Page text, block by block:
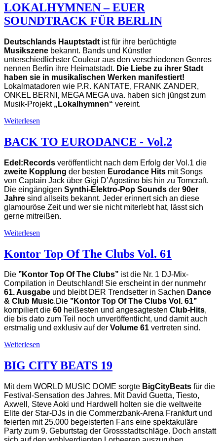
LOKALHYMNEN – EUER
SOUNDTRACK FÜR BERLIN
Deutschlands Hauptstadt ist für ihre berüchtigte
Musikszene bekannt. Bands und Künstler
unterschiedlichster Couleur aus den verschiedenen Genres
nennen Berlin ihre Heimatstadt. Die Liebe zu ihrer Stadt
haben sie in musikalischen Werken manifestiert!
Lokalmatadoren wie P.R. KANTATE, FRANK ZANDER,
ONKEL BERNI, MEGA MEGA uva. haben sich jüngst zum
Musik-Projekt „Lokalhymnen“ vereint.
Weiterlesen
BACK TO EURODANCE - Vol.2
Edel:Records veröffentlicht nach dem Erfolg der Vol.1 die
zweite Kopplung der besten Eurodance Hits mit Songs
von Captain Jack über Gigi D’Agostino bis hin zu Tomcraft.
Die eingängigen Synthi-Elektro-Pop Sounds der 90er
Jahre sind allseits bekannt. Jeder erinnert sich an diese
glamouröse Zeit und wer sie nicht miterlebt hat, lässt sich
gerne mitreißen.
Weiterlesen
Kontor Top Of The Clubs Vol. 61
Die ’’Kontor Top Of The Clubs’’ ist die Nr. 1 DJ-Mix-
Compilation in Deutschland! Sie erscheint in der nunmehr
61. Ausgabe und bleibt DER Trendsetter in Sachen Dance
& Club Music.Die ’’Kontor Top Of The Clubs Vol. 61’’
kompiliert die 60 heißesten und angesagtesten Club-Hits,
die bis dato zum Teil noch unveröffentlicht, und damit auch
erstmalig und exklusiv auf der Volume 61 vertreten sind.
Weiterlesen
BIG CITY BEATS 19
Mit dem WORLD MUSIC DOME sorgte BigCityBeats für die
Festival-Sensation des Jahres. Mit David Guetta, Tiesto,
Axwell, Steve Aoki und Hardwell holten sie die weltweite
Elite der Star-DJs in die Commerzbank-Arena Frankfurt und
feierten mit 25.000 begeisterten Fans eine spektakuläre
Party zum 9. Geburtstag der Grossstadtschläge. Doch anstatt